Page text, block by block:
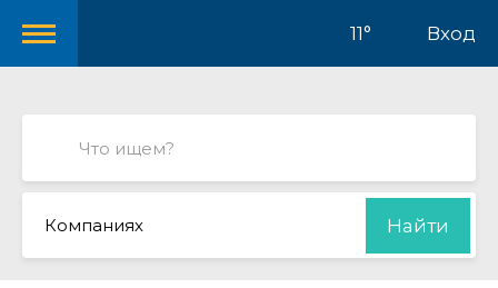
11° Вход
Компаниях Найти